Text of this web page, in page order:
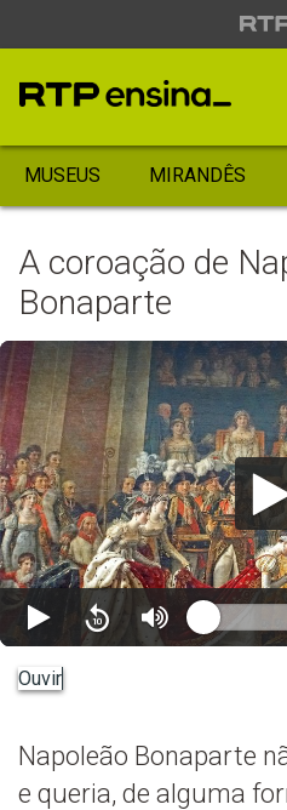
MUSEUS MIRANDÊS
A coroação de
Bonaparte
Ouvir
Napoleão Bonaparte
e queria, de alguma